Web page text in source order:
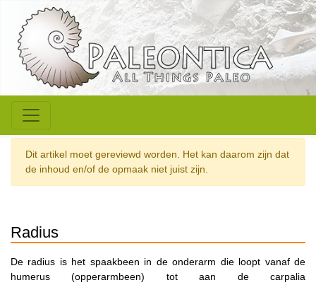
Dit artikel moet gereviewd worden. Het kan daarom zijn dat
de inhoud en/of de opmaak niet juist zijn.
Radius
De radius is het spaakbeen in de onderarm die loopt vanaf de
humerus (opperarmbeen) tot aan de carpalia